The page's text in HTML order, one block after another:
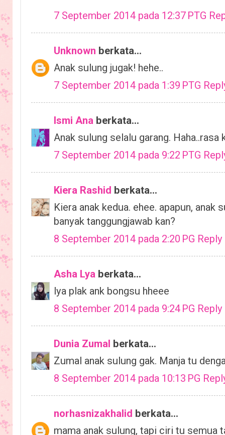
7 September 2014 pada 12:37 PTG
Unknown berkata...
Anak sulung jugak! hehe..
7 September 2014 pada 1:39 PTG
Ismi Ana berkata...
Anak sulung selalu garang. Haha..rasa
7 September 2014 pada 9:22 PTG
Kiera Rashid berkata...
Kiera anak kedua. ehee. apapun, anak
banyak tanggungjawab kan?
8 September 2014 pada 2:20 PG Reply
Asha Lya berkata...
lya plak ank bongsu hheee
8 September 2014 pada 9:24 PG Reply
Dunia Zumal berkata...
Zumal anak sulung gak. Manja tu
8 September 2014 pada 10:13 PG
norhasnizakhalid berkata...
mama anak sulung, tapi ciri tu semua